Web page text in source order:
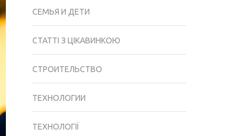
СЕМЬЯ И ДЕТИ
СТАТТІ З ЦІКАВИНКОЮ
СТРОИТЕЛЬСТВО
ТЕХНОЛОГИИ
ТЕХНОЛОГІЇ